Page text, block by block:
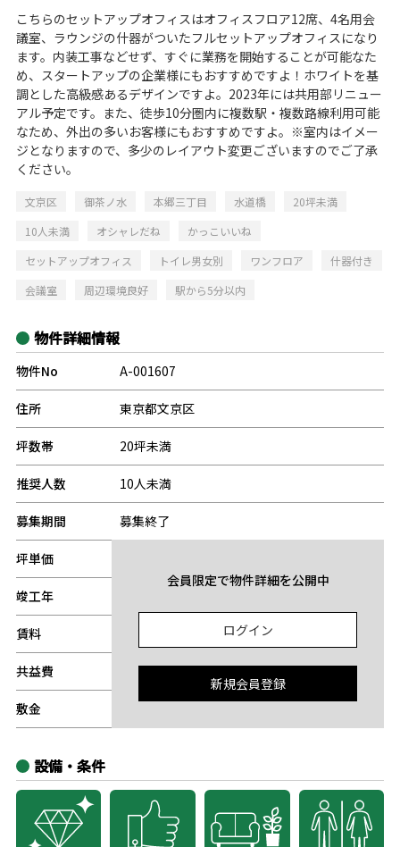
こちらのセットアップオフィスはオフィスフロア12席、4名用会
議室、ラウンジの什器がついたフルセットアップオフィスになり
ます。内装工事などせず、すぐに業務を開始することが可能なた
め、スタートアップの企業様にもおすすめですよ！ホワイトを基
調とした高級感あるデザインですよ。2023年には共用部リニュー
アル予定です。また、徒歩10分圏内に複数駅・複数路線利用可能
なため、外出の多いお客様にもおすすめですよ。※室内はイメー
ジとなりますので、多少のレイアウト変更ございますのでご了承
ください。
文京区 御茶ノ水 本郷三丁目 水道橋
20坪未満
10人未満
オシャレだね
かっこいいね
セットアップオフィス
トイレ男女別 ワンフロア
什器付き
会議室
周辺環境良好 駅から5分以内
物件詳細情報
物件No A-001607
住所 東京都文京区
坪数帯 20坪未満
推奨人数 10人未満
募集期間 募集終了
坪単価
竣工年
賃料
共益費
敷金
会員限定で物件詳細を公開中
ログイン
新規会員登録
設備・条件